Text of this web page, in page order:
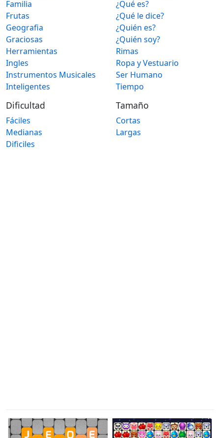
Familia
Frutas
Geografia
Graciosas
Herramientas
Ingles
Instrumentos Musicales
Inteligentes
¿Qué es?
¿Qué le dice?
¿Quién es?
¿Quién soy?
Rimas
Ropa y Vestuario
Ser Humano
Tiempo
Dificultad
Fáciles
Medianas
Dificiles
Tamaño
Cortas
Largas